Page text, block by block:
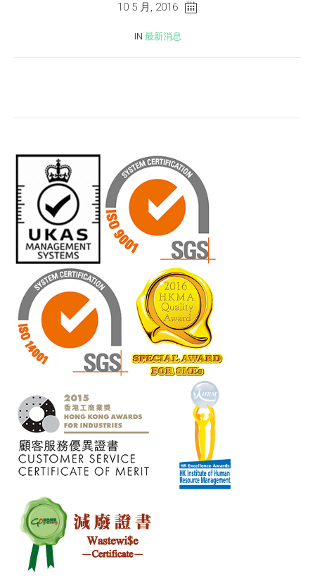
10 5 月, 2016
IN 最新消息